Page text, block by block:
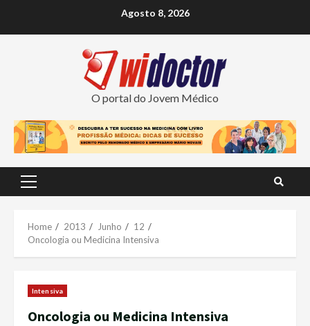
Agosto 8, 2026
O portal do Jovem Médico
Primary
Home 2013 Junho
12
Oncologia ou Medicina Intensiva
Intensiva
Oncologia ou Medicina Intensiva